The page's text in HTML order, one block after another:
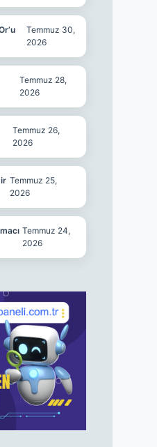
Temmuz 30,
2026
Temmuz 28,
2026
Temmuz 26,
2026
Temmuz 25,
2026
Temmuz 24,
2026